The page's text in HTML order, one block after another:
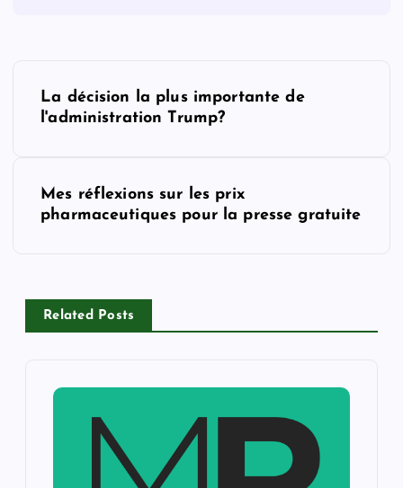
a
v
La décision la plus importante de
l'administration Trump?
Mes réflexions sur les prix
pharmaceutiques pour la presse gratuite
Related Posts